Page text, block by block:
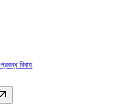
প্রবন্ধ বিবাহ